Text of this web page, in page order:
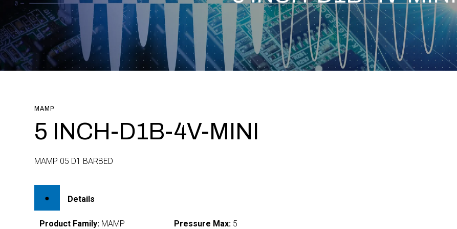
MAMP
5 INCH-D1B-4V-MINI
MAMP 05 D1 BARBED
Details
Product Family: MAMP Pressure Max: 5